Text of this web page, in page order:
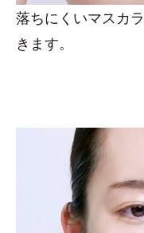
落ちにくいマスカ
きます。